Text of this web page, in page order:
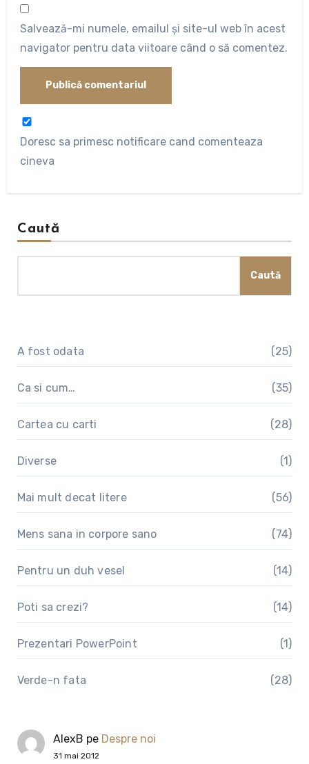
Salvează-mi numele, emailul și site-ul web în acest
navigator pentru data viitoare când o să comentez.
Doresc sa primesc notificare cand comenteaza
cineva
Caută
Caută
A fost odata (25)
Ca si cum… (35)
Cartea cu carti (28)
Diverse (1)
Mai mult decat litere (56)
Mens sana in corpore sano (74)
Pentru un duh vesel (14)
Poti sa crezi? (14)
Prezentari PowerPoint (1)
Verde-n fata (28)
AlexB pe Despre noi
31 mai 2012